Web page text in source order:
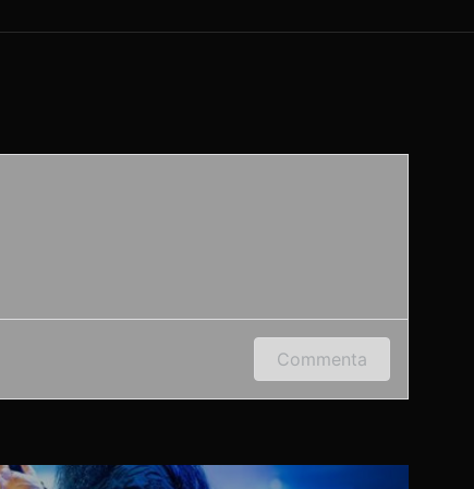
e-mail per lasciare un commento.
Commenta